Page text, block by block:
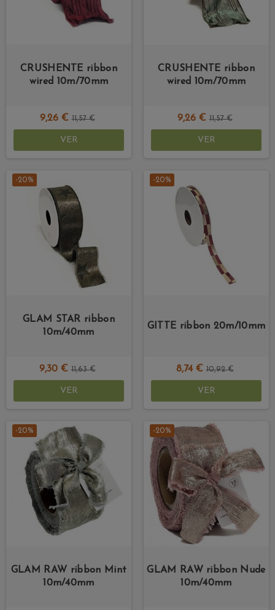
CRUSHENTE ribbon
wired 10m/70mm
9,26 € 11,57 €
VER
CRUSHENTE ribbon
wired 10m/70mm
9,26 € 11,57 €
VER
-20%
GLAM STAR ribbon
10m/40mm
9,30 € 11,63 €
VER
-20%
GITTE ribbon 20m/10mm
8,74 € 10,92 €
VER
-20%
GLAM RAW ribbon Mint
10m/40mm
-20%
GLAM RAW ribbon Nude
10m/40mm